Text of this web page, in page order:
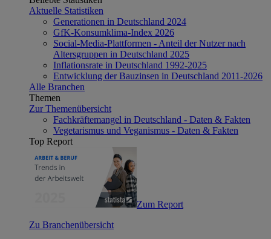
Aktuelle Statistiken
Generationen in Deutschland 2024
GfK-Konsumklima-Index 2026
Social-Media-Plattformen - Anteil der Nutzer nach
Altersgruppen in Deutschland 2025
Inflationsrate in Deutschland 1992-2025
Entwicklung der Bauzinsen in Deutschland 2011-2026
Alle Branchen
Themen
Zur Themenübersicht
Fachkräftemangel in Deutschland - Daten & Fakten
Vegetarismus und Veganismus - Daten & Fakten
Top Report
Zum Report
Zu Branchenübersicht